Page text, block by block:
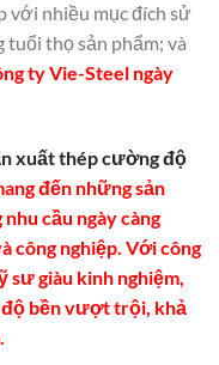
với nhiều mục đích sử
tuổi thọ sản phẩm; và
ty Vie-Steel ngày
xuất thép cường độ
đến những sản
cầu ngày càng
công nghiệp. Với công
sư giàu kinh nghiệm,
độ bền vượt trội, khả